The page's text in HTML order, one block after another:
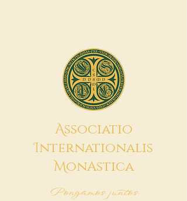
Associatio
Internationalis
MonAstica
Pongamos juntos